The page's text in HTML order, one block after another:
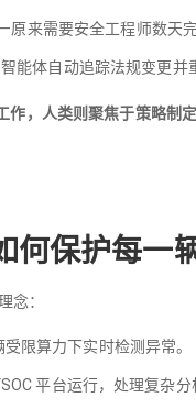
来需要安全工程师数天
能体自动追踪法规变更并
作，人类则聚焦于策略制定
何保护每一
念：
限算力下实时检测异常。
平台运行，处理复杂分